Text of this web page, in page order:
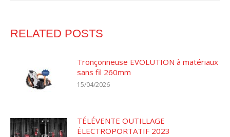
RELATED POSTS
Tronçonneuse EVOLUTION à matériaux
sans fil 260mm
15/04/2026
TÉLÉVENTE OUTILLAGE
ÉLECTROPORTATIF 2023